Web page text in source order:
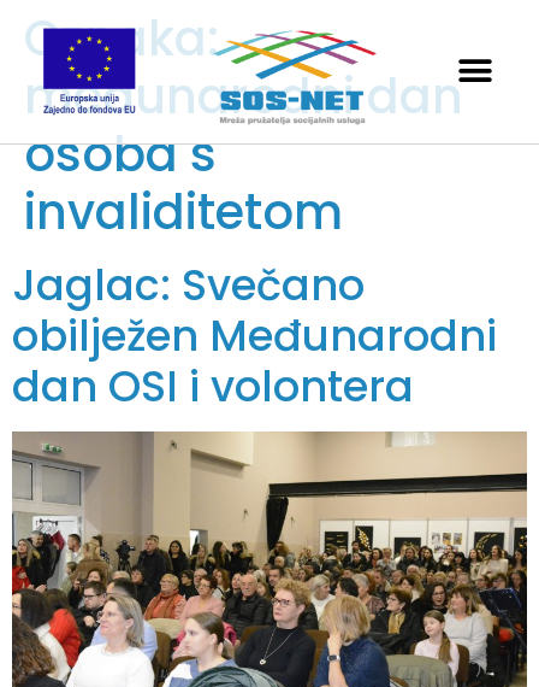
Oznaka:
međunarodni dan
osoba s
invaliditetom
Jaglac: Svečano
obilježen Međunarodni
dan OSI i volontera